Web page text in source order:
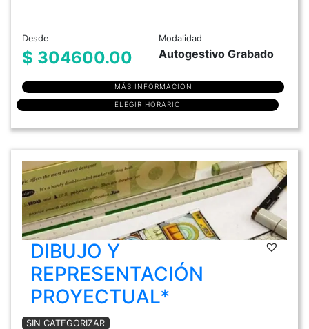
Desde
$ 304600.00
Modalidad
Autogestivo Grabado
MÁS INFORMACIÓN
ELEGIR HORARIO
DIBUJO Y
REPRESENTACIÓN
PROYECTUAL*
SIN CATEGORIZAR